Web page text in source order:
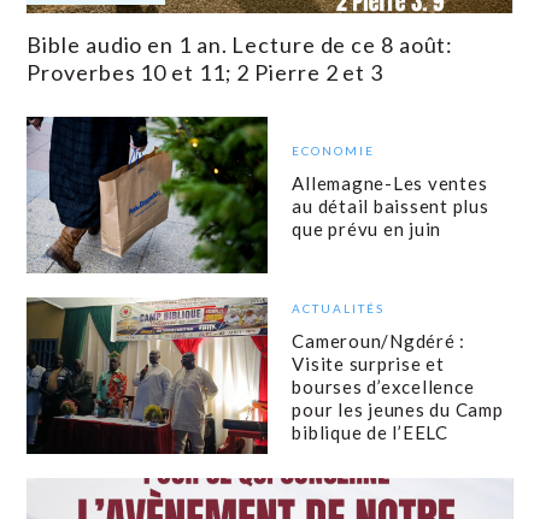
Bible audio en 1 an. Lecture de ce 8 août:
Proverbes 10 et 11; 2 Pierre 2 et 3
ECONOMIE
Allemagne-Les ventes
au détail baissent plus
que prévu en juin
ACTUALITÉS
Cameroun/Ngdéré :
Visite surprise et
bourses d’excellence
pour les jeunes du Camp
biblique de l’EELC